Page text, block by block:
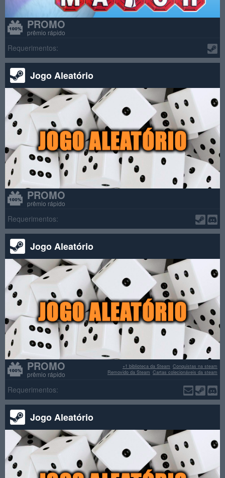
PROMO
prêmio rápido
Requerimentos:
Jogo Aleatório
PROMO
prêmio rápido
Requerimentos:
Jogo Aleatório
PROMO
prêmio rápido
Conquistas na steam
+1 biblioteca da Steam
Cartas colecionáveis da steam
Removido da Steam
Requerimentos:
Jogo Aleatório